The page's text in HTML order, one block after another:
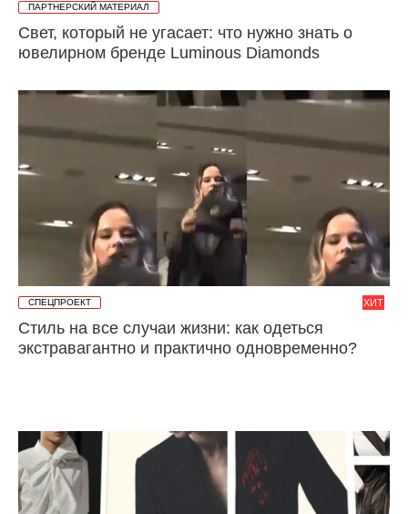
ПАРТНЕРСКИЙ МАТЕРИАЛ
Свет, который не угасает: что нужно знать о
ювелирном бренде Luminous Diamonds
ХИТ
СПЕЦПРОЕКТ
Стиль на все случаи жизни: как одеться
экстравагантно и практично одновременно?